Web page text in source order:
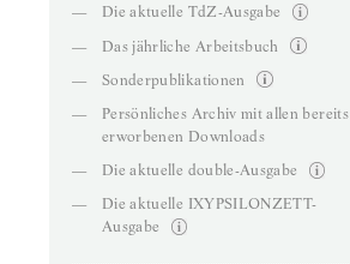
—
Die aktuelle TdZ-Ausgabe
—
Das jährliche Arbeitsbuch
—
Sonderpublikationen
—
Persönliches Archiv mit allen bereits
erworbenen Downloads
—
Die aktuelle double-Ausgabe
—
Die aktuelle IXYPSILONZETT-
Ausgabe